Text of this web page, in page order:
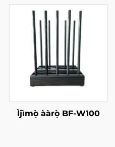
Ìjìmọ̀ ààrọ̀ BF-W100